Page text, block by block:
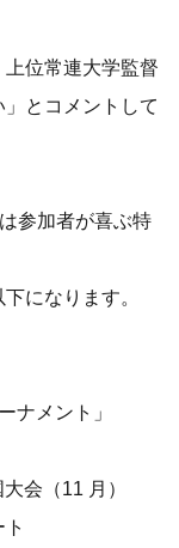
上位常連大学監督
とコメントして
参加者が喜ぶ特
になります。
ナメント」
会（11 月）
ト